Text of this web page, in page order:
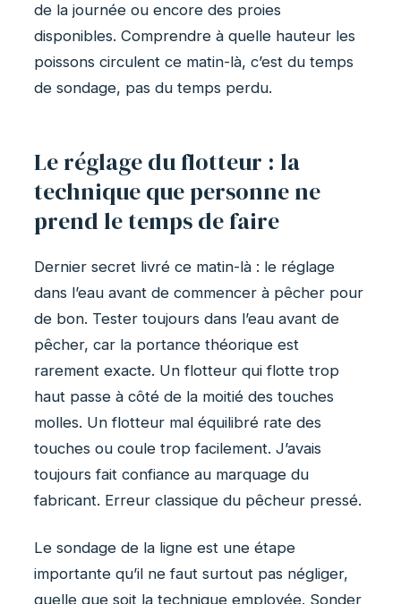
de la journée ou encore des proies
disponibles. Comprendre à quelle hauteur les
poissons circulent ce matin-là, c’est du temps
de sondage, pas du temps perdu.
Le réglage du flotteur : la
technique que personne ne
prend le temps de faire
Dernier secret livré ce matin-là : le réglage
dans l’eau avant de commencer à pêcher pour
de bon. Tester toujours dans l’eau avant de
pêcher, car la portance théorique est
rarement exacte. Un flotteur qui flotte trop
haut passe à côté de la moitié des touches
molles. Un flotteur mal équilibré rate des
touches ou coule trop facilement. J’avais
toujours fait confiance au marquage du
fabricant. Erreur classique du pêcheur pressé.
Le sondage de la ligne est une étape
importante qu’il ne faut surtout pas négliger,
quelle que soit la technique employée. Sonder